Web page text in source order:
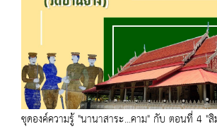
ชุดองค์ความรู้ "นานาสาระ...คาม" กับ ตอนที่ 4 "สิ